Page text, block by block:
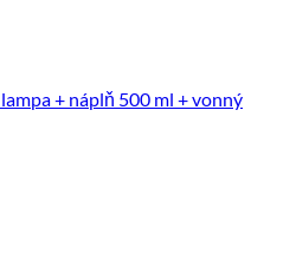
+ náplň 500 ml + vonný